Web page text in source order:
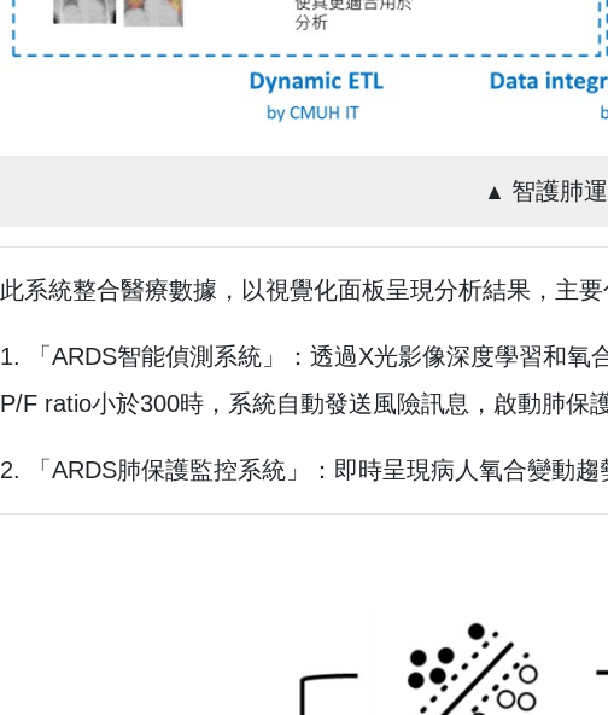
▲ 智護肺
此系統整合醫療數據，以視覺化面板呈現分析結果，主要
1. 「ARDS智能偵測系統」：透過X光影像深度學習和氧
P/F ratio小於300時，系統自動發送風險訊息，啟動肺保
2. 「ARDS肺保護監控系統」：即時呈現病人氧合變動